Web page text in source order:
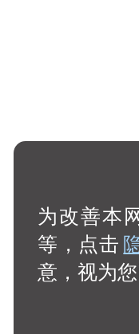
为改善本
等，点击
意，视为